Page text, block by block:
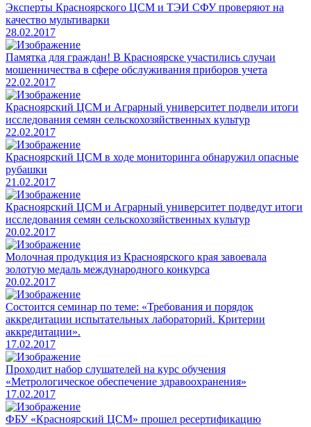
​Эксперты Красноярского ЦСМ и ТЭИ СФУ проверяют на
качество мультиварки
28.02.2017
​Памятка для граждан! В Красноярске участились случаи
мошенничества в сфере обслуживания приборов учета
22.02.2017
​Красноярский ЦСМ и Аграрный университет подвели итоги
исследования семян сельскохозяйственных культур
22.02.2017
Красноярский ЦСМ в ходе мониторинга обнаружил опасные
рубашки
21.02.2017
​Красноярский ЦСМ и Аграрный университет подведут итоги
исследования семян сельскохозяйственных культур
20.02.2017
Молочная продукция из Красноярского края завоевала
золотую медаль международного конкурса
20.02.2017
Состоится семинар по теме: «Требования и порядок
аккредитации испытательных лабораторий. Критерии
аккредитации».
17.02.2017
Проходит набор слушателей на курс обучения
«Метрологическое обеспечение здравоохранения»
17.02.2017
ФБУ «Красноярский ЦСМ» прошел ресертификацию